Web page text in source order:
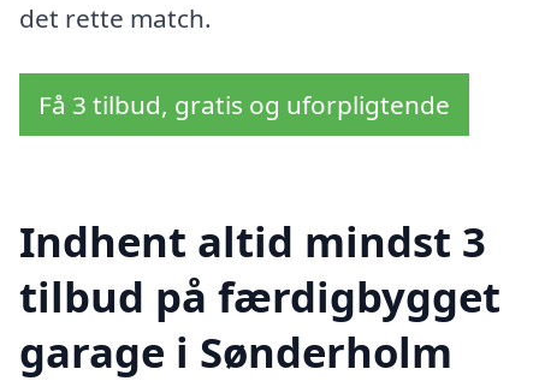
det rette match.
Få 3 tilbud, gratis og uforpligtende
Indhent altid mindst 3
tilbud på færdigbygget
garage i Sønderholm